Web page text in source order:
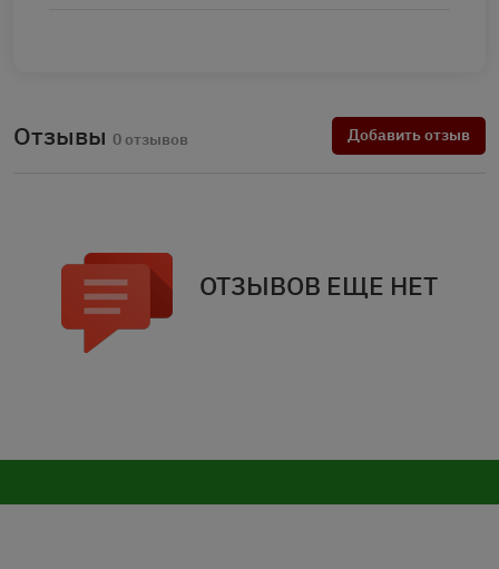
Отзывы 0 отзывов Добавить отзыв
ОТЗЫВОВ ЕЩЕ НЕТ